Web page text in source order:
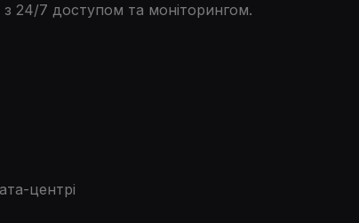
24/7 доступом та моніторингом.
центрі